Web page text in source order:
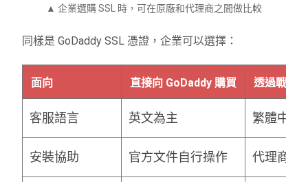
▲ 企業選購 SSL 時，可在原廠和代理商之間做比較
同樣是 GoDaddy SSL 憑證，企業可以選擇：
面向 直接向 GoDaddy 購買 透過戰國
客服語言 英文為主 繁體中文
安裝協助 官方文件自行操作 代理商可